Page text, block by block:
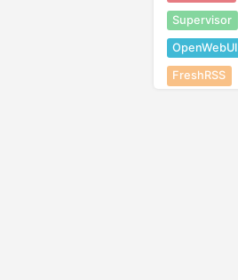
Supervisor
OpenWebUI
FreshRSS